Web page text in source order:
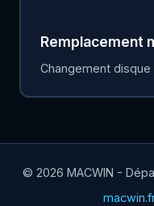
Remplacement
Changement disque
© 2026 MACWIN -